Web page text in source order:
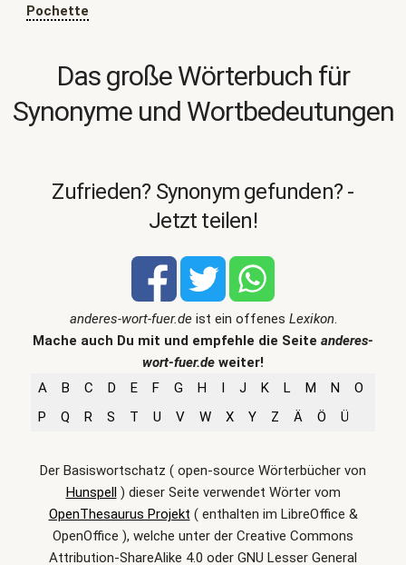
Pochette
Das große Wörterbuch für
Synonyme und Wortbedeutungen
Zufrieden? Synonym gefunden? -
Jetzt teilen!
anderes-wort-fuer.deist ein offenes Lexikon.
Mache auch Du mit und empfehle die Seite anderes-
wort-fuer.de weiter!
A
B C D E F G H I J K L M N
O
P
Q R S T U V W X Y Z Ä Ö Ü
Der Basiswortschatz ( open-source Wörterbücher von
Hunspell) dieser Seite verwendet Wörter vom
OpenThesaurus Projekt ( enthalten im LibreOffice &
OpenOffice ), welche unter der Creative Commons
Attribution-ShareAlike 4.0 oder GNU Lesser General